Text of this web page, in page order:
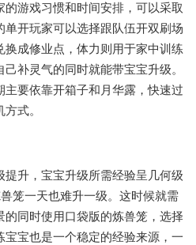
的游戏习惯和时间安排，可以采取
开玩家可以选择跟队伍开双刷场
成修业点，体力则用于家中训练
补灵气的同时就能带宝宝升级。
要依靠开箱子和月华露，快速过
式。
提升，宝宝升级所需经验呈几何级
笼一天也难升一级。这时候就需
同时使用口袋版的炼兽笼，选择
宝也是一个稳定的经验来源，一